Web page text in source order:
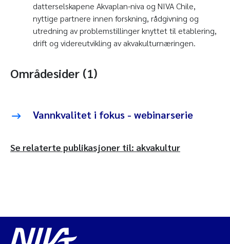
datterselskapene Akvaplan-niva og NIVA Chile,
nyttige partnere innen forskning, rådgivning og
utredning av problemstillinger knyttet til etablering,
drift og videreutvikling av akvakulturnæringen.
Områdesider (1)
Vannkvalitet i fokus - webinarserie
Se relaterte publikasjoner til: akvakultur